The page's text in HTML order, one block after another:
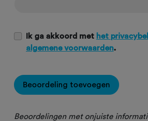
Ik ga akkoord met het
algemene voorwaarden.
Beoordeling toevoegen
Beoordelingen met onjuiste